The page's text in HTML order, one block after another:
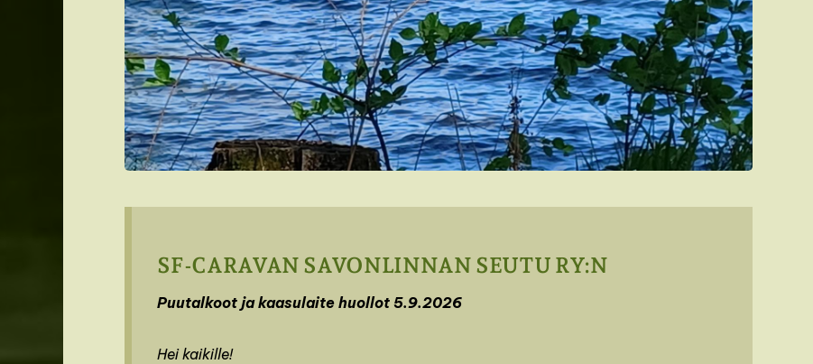
SF-CARAVAN SAVONLINNAN SEUTU RY:N
Puutalkoot ja kaasulaite huollot 5.9.2026
Hei kaikille!